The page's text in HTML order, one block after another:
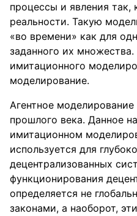
процессы и явления
реальности. Такую
«во времени» как для
заданного их
имитационного
моделирование.
Агентное
прошлого века. Данное
имитационном
используется для
децентрализованных
функционирования
определяется не
законами, а наоборот,